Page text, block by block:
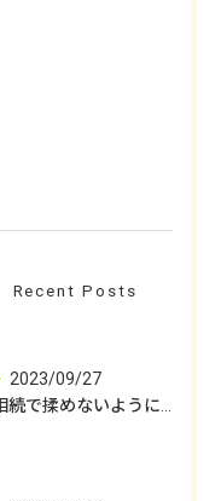
Recent Posts
2023/09/27